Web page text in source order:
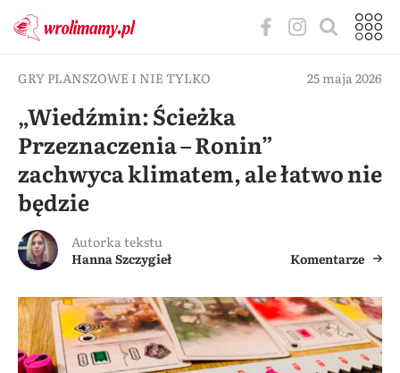
GRY PLANSZOWE I NIE TYLKO 25 maja 2026
„Wiedźmin: Ścieżka
Przeznaczenia – Ronin”
zachwyca klimatem, ale łatwo nie
będzie
Autorka tekstu
Hanna Szczygieł
Komentarze